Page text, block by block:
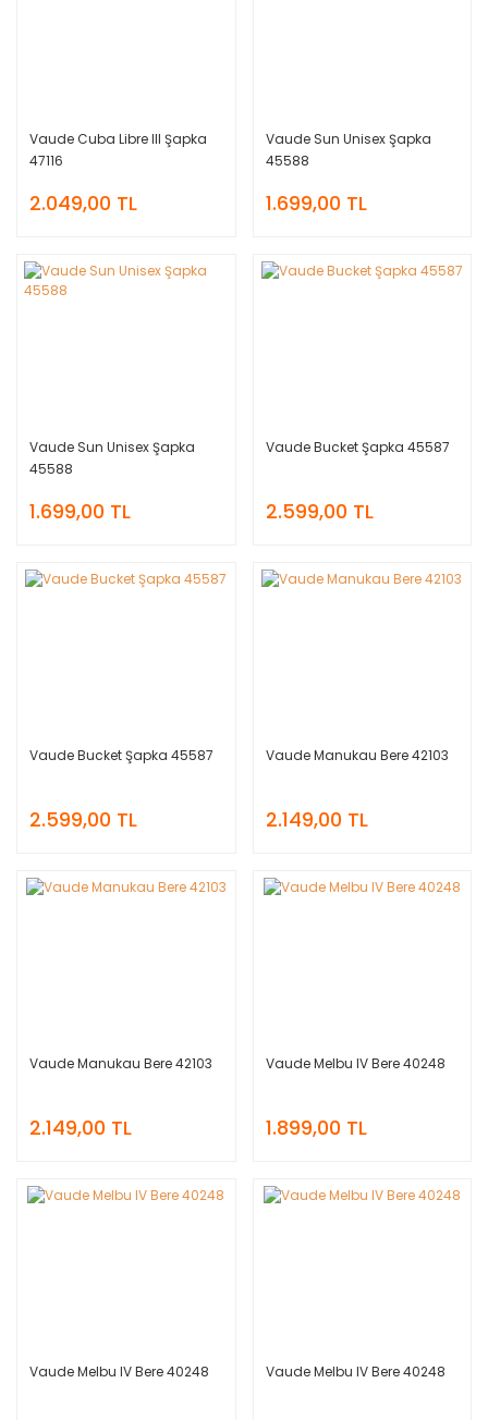
Vaude Cuba Libre III Şapka
47116
2.049,00 TL
Vaude Sun Unisex Şapka
45588
1.699,00 TL
Vaude Sun Unisex Şapka
45588
1.699,00 TL
Vaude Bucket Şapka 45587
2.599,00 TL
Vaude Bucket Şapka 45587
2.599,00 TL
Vaude Manukau Bere 42103
2.149,00 TL
Vaude Manukau Bere 42103
2.149,00 TL
Vaude Melbu IV Bere 40248
1.899,00 TL
Vaude Melbu IV Bere 40248 Vaude Melbu IV Bere 40248